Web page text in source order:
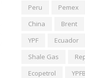
Peru
Pemex
China
Brent
YPF
Ecuador
Shale Gas
Ecopetrol
YPFB